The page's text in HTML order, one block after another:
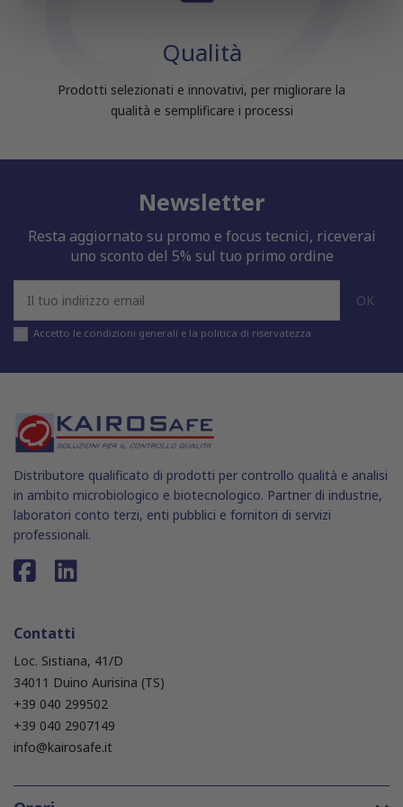
con altre informazioni che hai fornito loro o che hanno
raccolto dal tuo utilizzo dei loro servizi.
Qualità
Prodotti selezionati e innovativi, per migliorare la
qualità e semplificare i processi
Newsletter
Resta aggiornato su promo e focus tecnici, riceverai
uno sconto del 5% sul tuo primo ordine
Accetto le condizioni generali e la politica di riservatezza
Distributore qualificato di prodotti per controllo qualità e analisi
in ambito microbiologico e biotecnologico. Partner di industrie,
laboratori conto terzi, enti pubblici e fornitori di servizi
professionali.
Contatti
Loc. Sistiana, 41/D
34011 Duino Aurisina (TS)
+39 040 299502
+39 040 2907149
info@kairosafe.it